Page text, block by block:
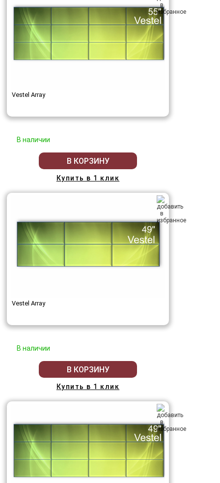
Vestel Array
В наличии
В КОРЗИНУ
Купить в 1 клик
Vestel Array
В наличии
В КОРЗИНУ
Купить в 1 клик